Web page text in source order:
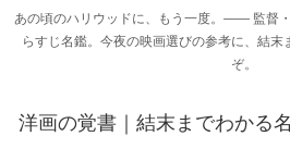
あの頃のハリウッドに、もう一度。―― 監督
らすじ名鑑。今夜の映画選びの参考に、結末
ぞ。
洋画の覚書｜結末までわかる